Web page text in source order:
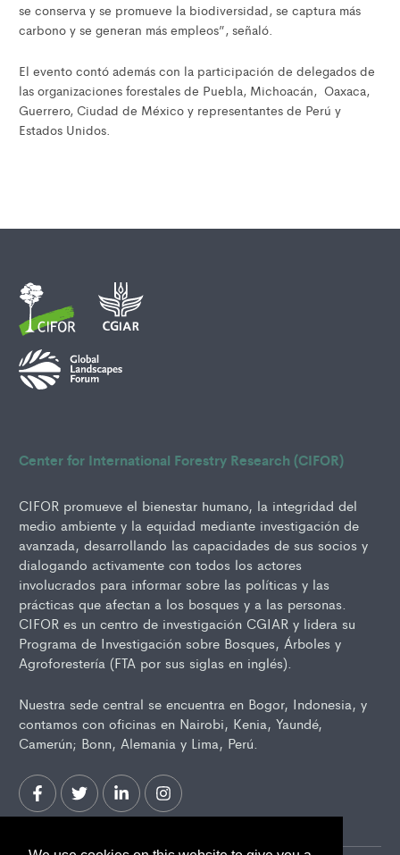
se conserva y se promueve la biodiversidad, se captura más
carbono y se generan más empleos”, señaló.
El evento contó además con la participación de delegados de
las organizaciones forestales de Puebla, Michoacán, Oaxaca,
Guerrero, Ciudad de México y representantes de Perú y
Estados Unidos.
Center for International Forestry Research (CIFOR)
CIFOR promueve el bienestar humano, la integridad del
medio ambiente y la equidad mediante investigación de
avanzada, desarrollando las capacidades de sus socios y
dialogando activamente con todos los actores
involucrados para informar sobre las políticas y las
prácticas que afectan a los bosques y a las personas.
CIFOR es un centro de investigación CGIAR y lidera su
Programa de Investigación sobre Bosques, Árboles y
Agroforestería (FTA por sus siglas en inglés).
Nuestra sede central se encuentra en Bogor, Indonesia, y
contamos con oficinas en Nairobi, Kenia, Yaundé,
Camerún; Bonn, Alemania y Lima, Perú.